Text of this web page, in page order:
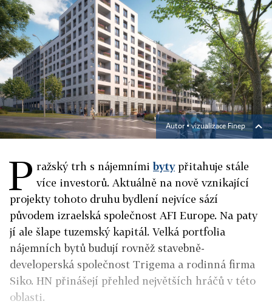
Autor ▪vizualizace Finep
P ražský trh s nájemními bytypřitahuje stále
více investorů. Aktuálně na nově vznikající
projekty tohoto druhu bydlení nejvíce sází
původem izraelská společnost AFI Europe. Na paty
jí ale šlape tuzemský kapitál. Velká portfolia
nájemních bytů budují rovněž stavebně-
developerská společnost Trigema a rodinná firma
Siko. HN přinášejí přehled největších hráčů v této
oblasti.